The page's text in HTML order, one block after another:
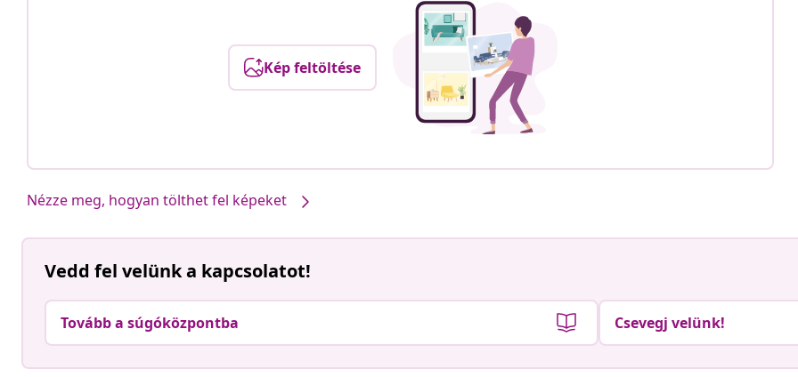
Kép feltöltése
Nézze meg, hogyan tölthet fel képeket
Vedd fel velünk a kapcsolatot!
Tovább a súgóközpontba Csevegj velünk!